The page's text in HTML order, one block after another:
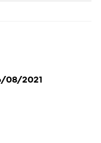
08/2021